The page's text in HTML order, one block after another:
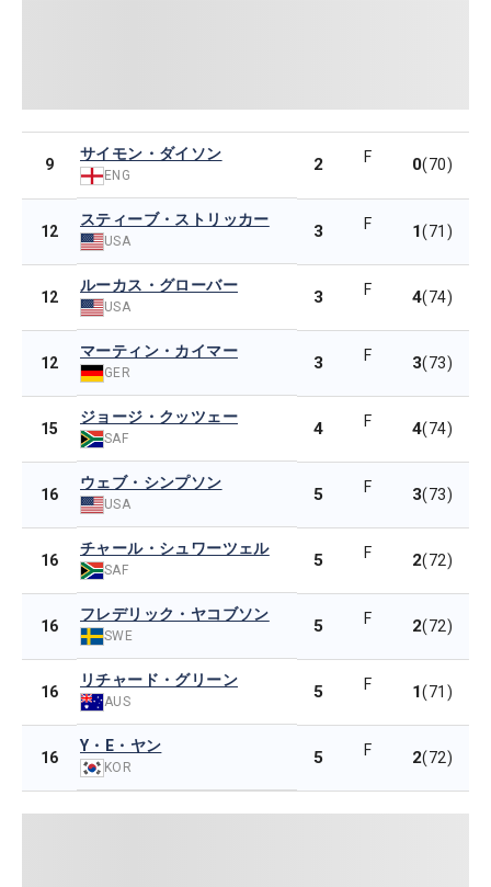
9
サイモン・ダイソン
ENG
2 F 0(70)
12
スティーブ・ストリッカー
USA 3 F 1(71)
12
ルーカス・グローバー
USA 3 F 4(74)
12
マーティン・カイマー
GER 3 F 3(73)
15
ジョージ・クッツェー
SAF 4 F 4(74)
16
ウェブ・シンプソン
USA 5 F 3(73)
16
チャール・シュワーツェル
SAF 5 F 2(72)
16
フレデリック・ヤコブソン
SWE 5 F 2(72)
16
リチャード・グリーン
AUS 5 F 1(71)
16
Y・E・ヤン
KOR 5 F 2(72)